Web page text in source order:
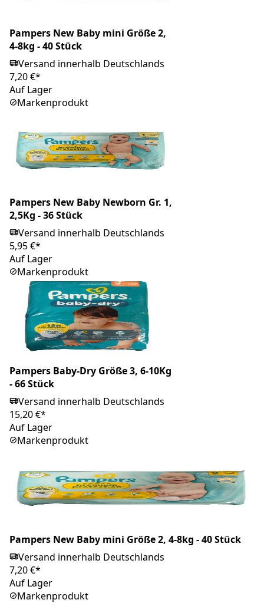
Pampers New Baby mini Größe 2,
4-8kg - 40 Stück
Versand innerhalb Deutschlands
7,20 €*
Auf Lager
Markenprodukt
Pampers New Baby Newborn Gr. 1,
2,5Kg - 36 Stück
Versand innerhalb Deutschlands
5,95 €*
Auf Lager
Markenprodukt
Pampers Baby-Dry Größe 3, 6-10Kg
- 66 Stück
Versand innerhalb Deutschlands
15,20 €*
Auf Lager
Markenprodukt
Pampers New Baby mini Größe 2, 4-8kg - 40 Stück
Versand innerhalb Deutschlands
7,20 €*
Auf Lager
Markenprodukt